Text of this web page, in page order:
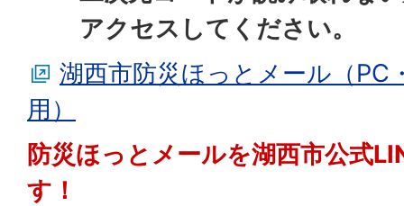
アクセスしてください。
湖西市防災ほっとメール（PC
用）
防災ほっとメールを湖西市公式
す！